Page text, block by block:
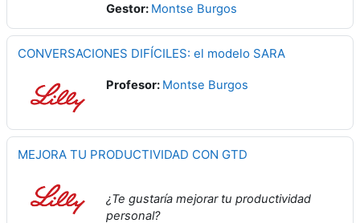
Gestor: Montse Burgos
CONVERSACIONES DIFÍCILES: el modelo SARA
Profesor: Montse Burgos
MEJORA TU PRODUCTIVIDAD CON GTD
¿Te gustaría mejorar tu productividad
personal?